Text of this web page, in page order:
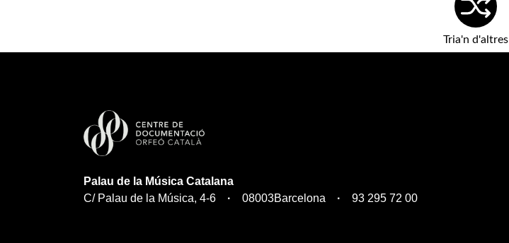
Tria'n d'altres
Palau de la Música Catalana
C/ Palau de la Música, 4-6
08003Barcelona 93 295 72 00